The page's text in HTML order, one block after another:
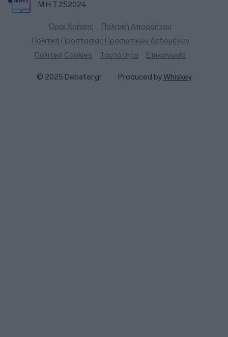
Μ.Η.Τ.252024
Όροι Χρήσης
Πολιτική Απορρήτου
Πολιτική Προστασίας Προσωπικών Δεδομένων
Πολιτική Cookies
Ταυτότητα Επικοινωνία
© 2025 Debater.gr Produced byWhiskey